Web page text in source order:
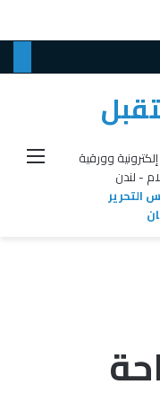
وورقية
- لندن
التحرير